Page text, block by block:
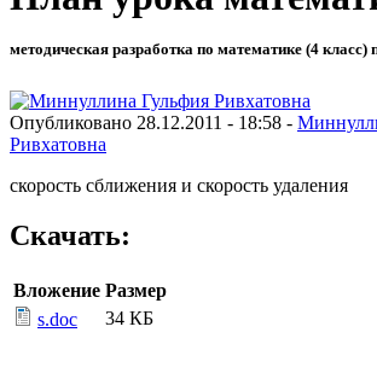
методическая разработка по математике (4 класс)
Опубликовано 28.12.2011 - 18:58 -
Ривхатовна
скорость сближения и скорость удаления
Скачать:
Вложение Размер
s.doc
34 КБ